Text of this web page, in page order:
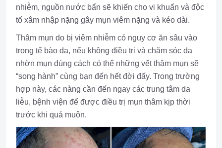
nhiễm, nguồn nước bẩn sẽ khiến cho vi khuẩn và độc
tố xâm nhập nặng gây mụn viêm nặng và kéo dài.
Thâm mụn do bị viêm nhiễm có nguy cơ ăn sâu vào
trong tế bào da, nếu không điều trị và chăm sóc da
nhờn mụn đúng cách có thể những vết thâm mụn sẽ
“song hành” cùng bạn đến hết đời đấy. Trong trường
hợp này, các nàng cần đến ngay các trung tâm da
liễu, bệnh viện để được điều trị mụn thâm kịp thời
trước khi quá muộn.